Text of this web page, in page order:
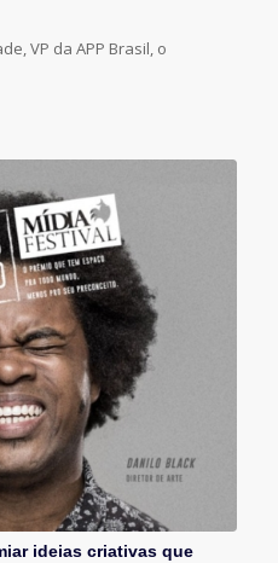
VP da APP Brasil, o
ideias criativas que